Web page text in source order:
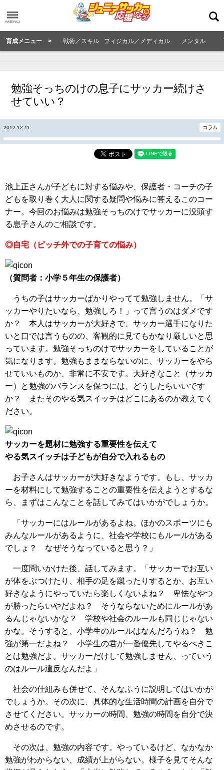
育成メニュー > 戦術／スキル フィジカル／メディカル メンタル
勉強そっちのけの息子にサッカー続けさ
せていい？
2012.12.11 コラム
池上正さんが子どもに対する悩みや、保護者・コーチの子
どもを取り巻く大人に関する疑問や悩みに答えるこのコー
ナー。今回のお悩みは勉強そっちのけでサッカーに没頭す
る息子さんのご相談です。
◎自宅（ピッチ外での子育ての悩み）
（質問者：小学５年生の保護者）
うちの子はサッカーばかりやってて勉強しません。「サ
ッカーやりたいなら、勉強しろ！」って言うのはダメです
か？ 本人はサッカーが大好きで、サッカー選手になりた
いと口では言うものの、客観的に見てもかなり厳しいと思
っています。勉強そっちのけでサッカーをしていることが
気になります。勉強もままならないのに、サッカーをやら
せていいものか、非常に不安です。大好きなこと（サッカ
ー）と勉強のバランスを保つには、どうしたらいいです
か？ またそのやる気スイッチはどこにあるのか教えてく
ださい。
サッカーを題材に勉強する重要性を伝えて
やる気スイッチは子どもが自分で入れるもの
お子さんはサッカーが大好きなようです。もし、サッカ
ーを材料にして勉強することの重要性を伝えようとするな
ら、まずはこんなことを話してみてはいかがでしょうか。
「サッカーにはルールがあるよね。ほかのスポーツにも
みんなルールがあるように、社会や学校にもルールがある
でしょ？ なぜそうなっていると思う？」
一度問いかけた後、話してみます。「サッカーでお互い
が体をぶつけたり、相手の足を蹴ったりするとか、お互い
好きなようにやっていたら楽しくないよね？ 卑怯なやつ
が勝ったらいやだよね？ そうならないためにルールがあ
るんじゃないかな？ 学校や社会のルールも同じじゃない
かな。そうすると、小学生のルールはなんだろうね？ 勉
強が第一だよね？ 小学生の君が一番優先してやるべきこ
とは勉強だよ。サッカーだけして勉強しません、っていう
のはルール違反なんだよ」
社会の仕組みも併せて、そんなふうに説明してはいかが
でしょうか。その次に、具体的な生活時間の計画を自分で
させてください。サッカーの時間、勉強の時間を自分で決
めさせるのです。
その次は、勉強の内容です。やっているけど、なかなか
勉強がわからない、成績が上がらない。様子を見てそんな